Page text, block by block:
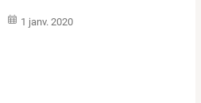
1 janv. 2020